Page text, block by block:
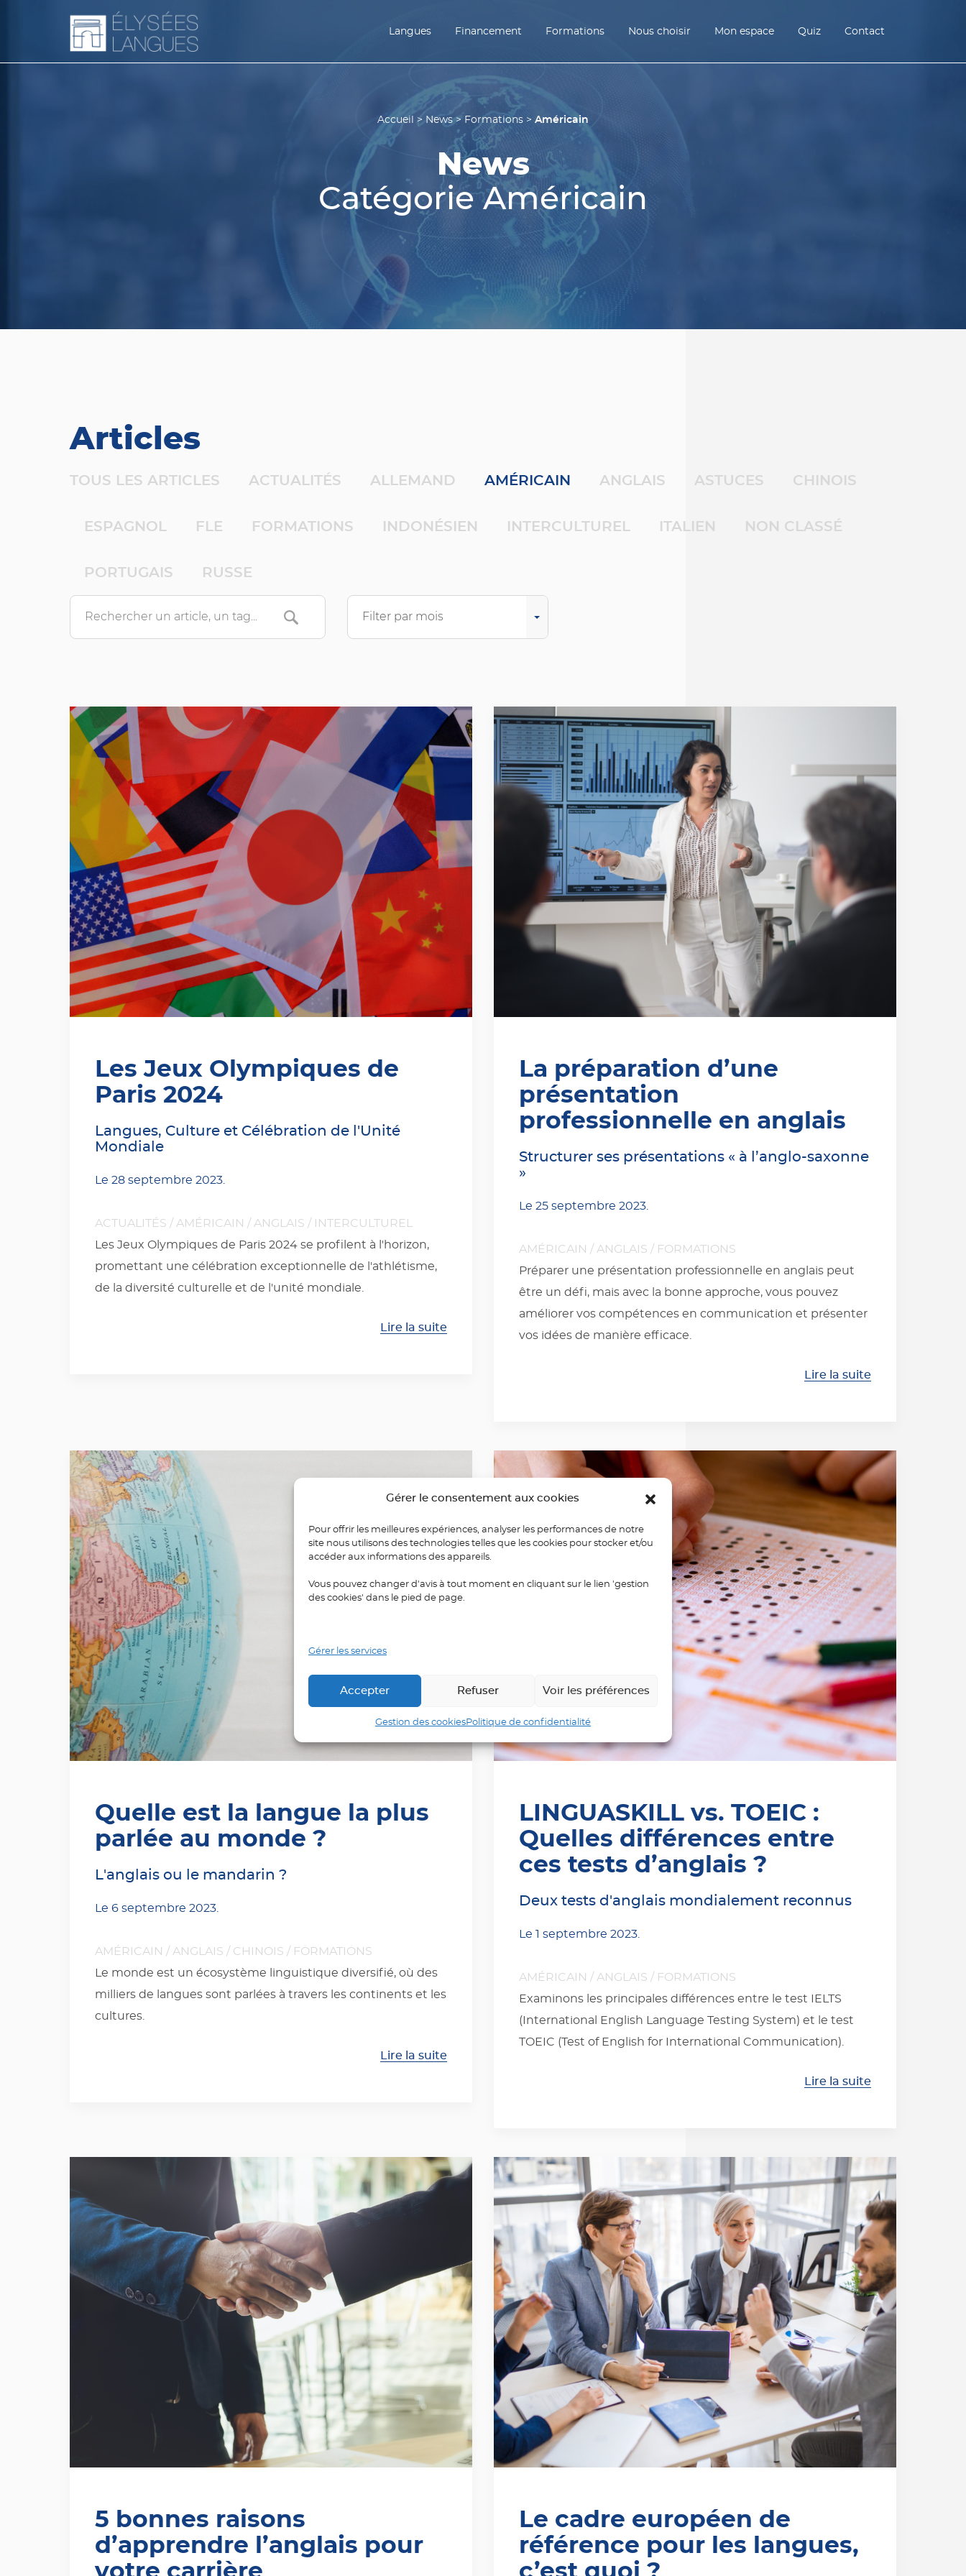
Gérer le consentement aux cookies
Pour offrir les meilleures expériences, analyser les performances de notre
site nous utilisons des technologies telles que les cookies pour stocker et/ou
accéder aux informations des appareils.
Vous pouvez changer d'avis à tout moment en cliquant sur le lien 'gestion
des cookies' dans le pied de page.
Gérer les services
Accepter Refuser Voir les préférences
Gestion des cookiesPolitique de confidentialité
Langues Financement Formations Nous choisir Mon espace Quiz Contact
Accueil > News> Formations > Américain
News
Catégorie Américain
Articles
TOUS LES ARTICLES ACTUALITÉS ALLEMAND AMÉRICAIN ANGLAIS ASTUCES CHINOIS
ESPAGNOL FLE FORMATIONS INDONÉSIEN INTERCULTUREL ITALIEN NON CLASSÉ
PORTUGAIS RUSSE
Search Filter par mois
Les Jeux Olympiques de
Paris 2024
Langues, Culture et Célébration de l'Unité
Mondiale
Le 28 septembre 2023
ACTUALITÉS / AMÉRICAIN / ANGLAIS /
INTERCULTUREL
Les Jeux Olympiques de Paris 2024 se profilent à l'horizon,
promettant une célébration exceptionnelle de l'athlétisme,
de la diversité culturelle et de l'unité mondiale.
Lire la suite
La préparation d’une
présentation
professionnelle en anglais
Structurer ses présentations « à l’anglo-saxonne
»
Le 25 septembre 2023
AMÉRICAIN / ANGLAIS / FORMATIONS
Préparer une présentation professionnelle en anglais peut
être un défi, mais avec la bonne approche, vous pouvez
améliorer vos compétences en communication et présenter
vos idées de manière efficace.
Lire la suite
Quelle est la langue la plus
parlée au monde ?
L'anglais ou le mandarin ?
Le 6 septembre 2023
AMÉRICAIN / ANGLAIS / CHINOIS / FORMATIONS
Le monde est un écosystème linguistique diversifié, où des
milliers de langues sont parlées à travers les continents et les
cultures.
Lire la suite
LINGUASKILL vs. TOEIC :
Quelles différences entre
ces tests d’anglais ?
Deux tests d'anglais mondialement reconnus
Le 1 septembre 2023
AMÉRICAIN / ANGLAIS / FORMATIONS
Examinons les principales différences entre le test IELTS
(International English Language Testing System) et le test
TOEIC (Test of English for International Communication).
Lire la suite
5 bonnes raisons
d’apprendre l’anglais pour
Le cadre européen de
référence pour les langues,